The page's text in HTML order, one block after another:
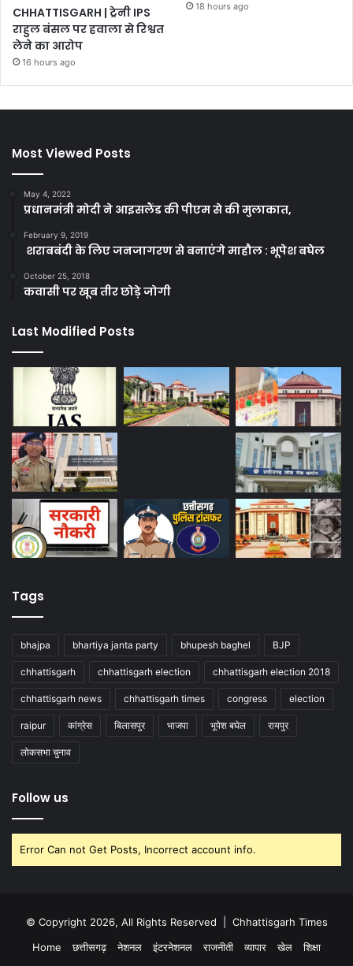
CHHATTISGARH | ट्रेनी IPS
राहुल बंसल पर हवाला से रिश्वत
लेने का आरोप
16 hours ago
18 hours ago
Most Viewed Posts
May 4, 2022
प्रधानमंत्री मोदी ने आइसलैंड की पीएम से की मुलाकात,
February 9, 2019
शराबबंदी के लिए जनजागरण से बनाएंगे माहौल : भूपेश बघेल
October 25, 2018
कवासी पर खूब तीर छोड़े जोगी
Last Modified Posts
Tags
bhajpa bhartiya janta party bhupesh baghel BJP
chhattisgarh chhattisgarh election chhattisgarh election 2018
chhattisgarh news chhattisgarh times congress election
raipur कांग्रेस बिलासपुर भाजपा भूपेश बघेल रायपुर
लोकसभा चुनाव
Follow us
Error Can not Get Posts, Incorrect account info.
© Copyright 2026, All Rights Reserved | Chhattisgarh Times
Home
छत्तीसगढ़ नेशनल इंटरनेशनल राजनीती व्यापार खेल शिक्षा